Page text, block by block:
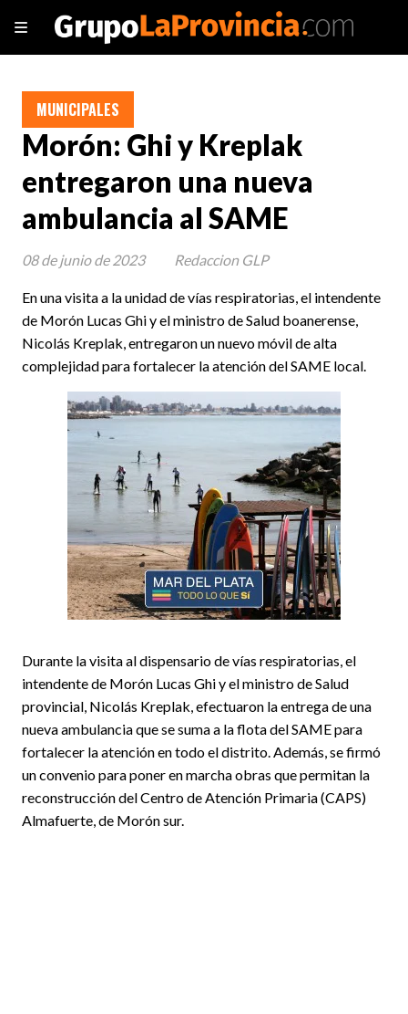
Morón: Ghi y Kreplak
entregaron una nueva
ambulancia al SAME
En una visita a la unidad de vías respiratorias, el intendente
de Morón Lucas Ghi y el ministro de Salud boanerense,
Nicolás Kreplak, entregaron un nuevo móvil de alta
complejidad para fortalecer la atención del SAME local.
MUNICIPALES
08 de junio de 2023 Redaccion GLP
Durante la visita al dispensario de vías respiratorias, el
intendente de Morón Lucas Ghi y el ministro de Salud
provincial, Nicolás Kreplak, efectuaron la entrega de una
nueva ambulancia que se suma a la flota del SAME para
fortalecer la atención en todo el distrito. Además, se firmó
un convenio para poner en marcha obras que permitan la
reconstrucción del Centro de Atención Primaria (CAPS)
Almafuerte, de Morón sur.